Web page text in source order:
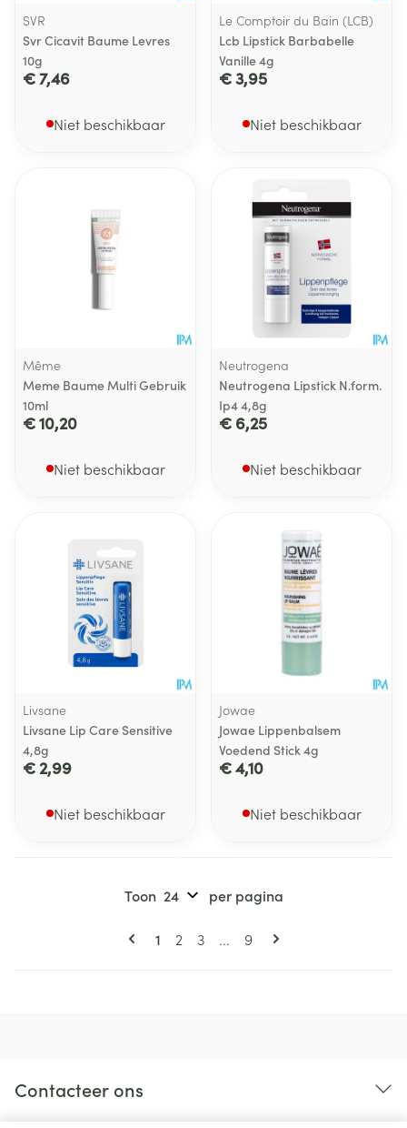
SVR
Svr Cicavit Baume Levres
10g
€ 7,46
Niet beschikbaar
Le Comptoir du Bain (LCB)
Lcb Lipstick Barbabelle
Vanille 4g
€ 3,95
Niet beschikbaar
Même
Meme Baume Multi Gebruik
10ml
€ 10,20
Niet beschikbaar
Neutrogena
Neutrogena Lipstick N.form.
Ip4 4,8g
€ 6,25
Niet beschikbaar
Livsane
Livsane Lip Care Sensitive
4,8g
€ 2,99
Niet beschikbaar
Jowae
Jowae Lippenbalsem
Voedend Stick 4g
€ 4,10
Niet beschikbaar
Pagina's
U lees momenteel pagina
1 Pagina
2 Pagina
3 ... Pagina
9
Toon per pagina
Contacteer ons